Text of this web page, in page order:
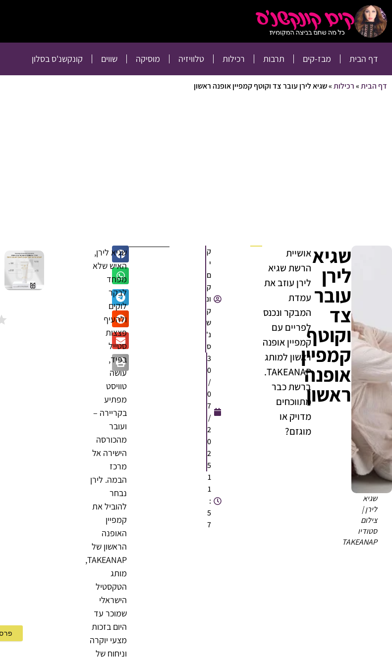
דף הבית מבז-קים תרבות רכילות טלוויזיה מוסיקה שווים קונקשנ'ס בסלון
דף הבית»רכילות»שגיא לירן עובר צד וקוטף קמפיין אופנה ראשון
שגיא
לירן |
צילום
סטודיו
TAKEANAP
שגיא
לירן
עובר
צד
וקוטף
קמפיין
אופנה
ראשון
אושיית
הרשת שגיא
לירן עוזב את
עמדת
המבקר ונכנס
לפריים עם
קמפיין אופנה
ראשון למותג
TAKEANAP.
ברשת כבר
מתווכחים
מדויק או
מוגזם?
ק
י
ם
ק
ונ
ק
ש
נ'
ס
3
0
/
0
7
/
2
0
2
5
1
1
:
5
7
שגיא לירן,
האיש שלא
מפחד
לבקר
לוקים
ולהעיף
פצצות
סטייל
בפיד,
עושה
טוויסט
מפתיע
בקריירה –
ועובר
מהכורסה
הישירה אל
מרכז
הבמה. לירן
נבחר
להוביל את
קמפיין
האופנה
הראשון של
TAKEANAP,
מותג
הטקסטיל
הישראלי
שמוכר עד
היום בזכות
מצעי יוקרה
וניחוח של